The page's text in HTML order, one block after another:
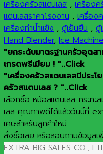
เครื่องครัวสแตนเลส , เครื่องค
แตนเลสราคาโรงงาน , เครื่อง
เครื่องทำน้ำแข็ง , ตู้เย็นยืน , ตู้
Hand Blender, Ice Machine
"ยกระดับมาตรฐานครัวอุตส
เกรดพรีเมียม ! "..Click
"เครื่องครัวสแตนเลสมีประโ
ครัวสแตนเลส ? "..Click
เลือกซื้อ หม้อสแตนเลส กระท
เลส คุณภาพดีได้แล้ววันนี้ที่
เศษสำหรับลูกค้าใหม่
สั่งซื้อเลย หรือสอบถามข้อมูล
EXTRA BIG SALES CO.,